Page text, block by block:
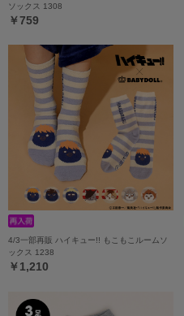
ソックス 1308
￥759
4/3一部再販 ハイキュー!! もこもこルームソ
ックス 1238
￥1,210